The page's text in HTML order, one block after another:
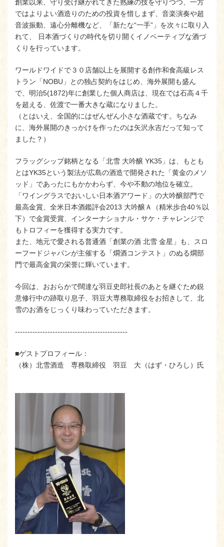
創業以来、守り受け継がれてきた熟練の技を守りつつ、一方
ではよりよい酒造りのための投資を惜しまず、音楽演奏や超
音波振動、遠心分離機など、「新たな“一手”」を次々に取り入
れて、 日本酒づくりの時代を切り開くイノベーティブな酒づ
くりを行っています。
ワールドワイドで３０店舗以上を展開する創作和食高級レス
トラン「NOBU」との独占契約をはじめ、海外展開も盛ん
で、明治5(1872)年に創業した個人商店は、現在では石高４千
を超える、佐渡で一番大きな蔵になりました。
（とはいえ、全国的にはぜんぜん小さな酒蔵です。ちなみ
に、海外展開のきっかけを作ったのは矢沢永吉だって知って
ました？）
フラッグシップ銘柄となる「北雪 大吟醸 YK35」は、もとも
とはYK35という製法が広島の酒造で開発された「黄金のメソ
ッド」であったにもかかわらず、今や不動の地位を確立。
「ワイングラスでおいしい日本酒アワード」の大吟醸部門で
最高金賞、全米日本酒鑑評会2013 大吟醸Ａ（精米歩合40％以
下）で金賞受賞、インターナショナル・サケ・チャレンジで
もトロフィーを獲得する実力です。
また、地元で愛される普通酒「創業の酒 北雪 金星」も、スロ
ーフードジャパンが主催する「燗酒コンテスト」のぬる燗部
門で最高金賞の栄誉に輝いています。
今回は、おおらかで闊達な羽豆史郎社長のあとを継ぐため鋭
意修行中の跡取り息子、羽豆大専務取締役をお招きして、北
雪のお酒をじっくり味わっていただきます。
---------------------------------------------
■ゲストプロフィール：
（株）北雪酒造 専務取締役 羽豆 大（はず・ひろし）氏